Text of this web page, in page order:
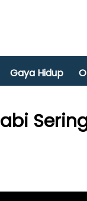
Gaya Hidup